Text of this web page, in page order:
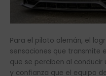
Para el piloto alemán, el
sensaciones que transmite
que se perciben al conducir
y confianza que el equipo